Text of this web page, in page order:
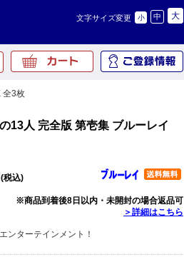
文字サイズ変更 小 中 大
全3枚
13人 完全版 第壱集 ブルーレイ
(税込)
※商品到着後8日以内・未開封の場合返品可
＞詳細はこちら
ンターテインメント！